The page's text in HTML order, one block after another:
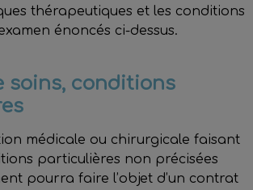
thérapeutiques et les conditions
énoncés ci-dessus.
soins, conditions
médicale ou chirurgicale faisant
particulières non précisées
pourra faire l’objet d’un contrat